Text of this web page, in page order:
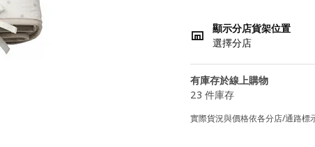
顯示分店貨架位置
選擇分店
有庫存於線上購物
23 件庫存
實際貨況與價格依各分店/通路標